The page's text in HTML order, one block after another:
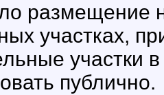
размещение
участках,
участки
публично.